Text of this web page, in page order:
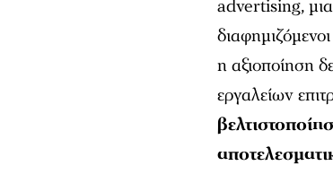
advertising, μια
η αξιοποίηση
εργαλείων